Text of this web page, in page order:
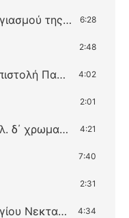
Ιδιόμελα Μεγάλου Αγιασμού της Εορτής των Θεοφανείων Φωνὴ Κυρίου ἐπὶ τῶν ὑδάτων…, Σήμερον τῶν ὑδάτων ἁγιάζεται ἡ φύσις…, Ὡς ἄνθρωπος ἐν ποταμῷ…, Δόξα… Καὶ νῦν… Πρὸς τὴν φωνὴν τοῦ βοῶντος ἐν τῇ ἐρήμῳ, ήχος πλ. δ΄, 6:28
2:48
Προς Κολοσσαείς επιστολή Παύλου, κεφ. Α΄, στίχοι 15-18 4:02
2:01
Ἄξιόν ἐστιν, ήχος πλ. δ΄ χρωματικός 4:21
7:40
2:31
Δοξαστικό Αίνων Αγίου Νεκταρίου Ιεραρχείας την στολήν ήχος πλ. δ΄ 4:34